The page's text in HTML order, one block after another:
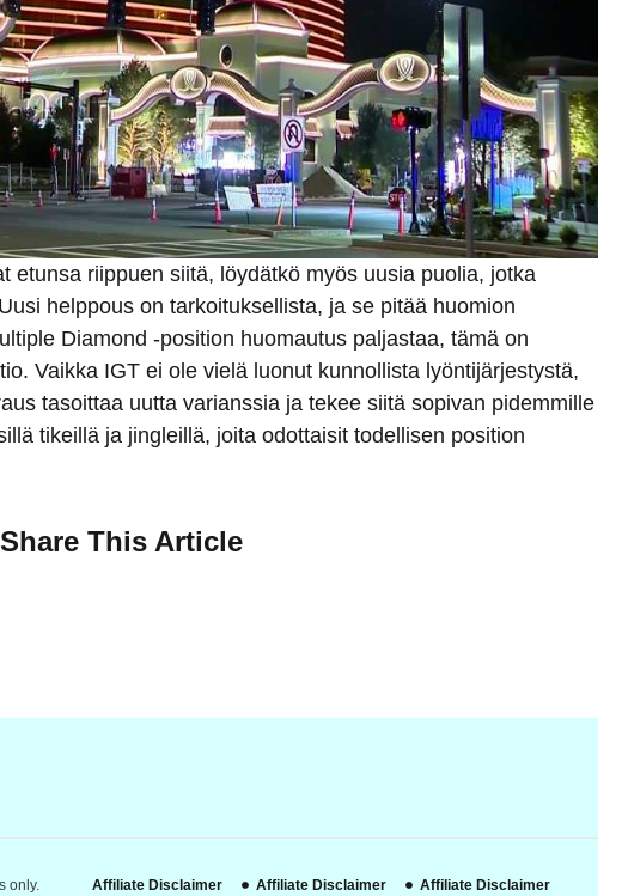
etunsa riippuen siitä, löydätkö myös uusia puolia, jotka
helppous on tarkoituksellista, ja se pitää huomion
Diamond -position huomautus paljastaa, tämä on
Vaikka IGT ei ole vielä luonut kunnollista lyöntijärjestystä,
tasoittaa uutta varianssia ja tekee siitä sopivan pidemmille
tikeillä ja jingleillä, joita odottaisit todellisen position
Share This Article
only. Affiliate Disclaimer Affiliate Disclaimer Affiliate Disclaimer